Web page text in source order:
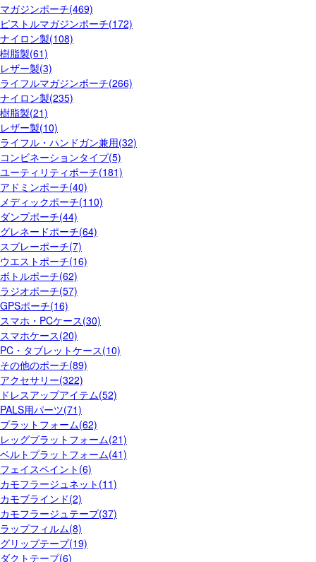
マガジンポーチ(469)
ピストルマガジンポーチ(172)
ナイロン製(108)
樹脂製(61)
レザー製(3)
ライフルマガジンポーチ(266)
ナイロン製(235)
樹脂製(21)
レザー製(10)
ライフル・ハンドガン兼用(32)
コンビネーションタイプ(5)
ユーティリティポーチ(181)
アドミンポーチ(40)
メディックポーチ(110)
ダンプポーチ(44)
グレネードポーチ(64)
スプレーポーチ(7)
ウエストポーチ(16)
ボトルポーチ(62)
ラジオポーチ(57)
GPSポーチ(16)
スマホ・PCケース(30)
スマホケース(20)
PC・タブレットケース(10)
その他のポーチ(89)
アクセサリー(322)
ドレスアップアイテム(52)
PALS用パーツ(71)
プラットフォーム(62)
レッグプラットフォーム(21)
ベルトプラットフォーム(41)
フェイスペイント(6)
カモフラージュネット(11)
カモブラインド(2)
カモフラージュテープ(37)
ラップフィルム(8)
グリップテープ(19)
ダクトテープ(6)